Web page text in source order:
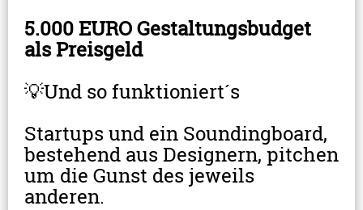
5.000 EURO Gestaltungsbudget
als Preisgeld
💡Und so funktioniert´s
Startups und ein Soundingboard,
bestehend aus Designern, pitchen
um die Gunst des jeweils
anderen.